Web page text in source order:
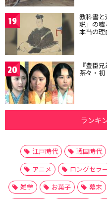
19 教科書
説」の嘘
本当の理
20 『豊臣
茶々・
ランキ
江戸時代 戦国時代
アニメ
ロングセラ
雑学
お菓子 幕末